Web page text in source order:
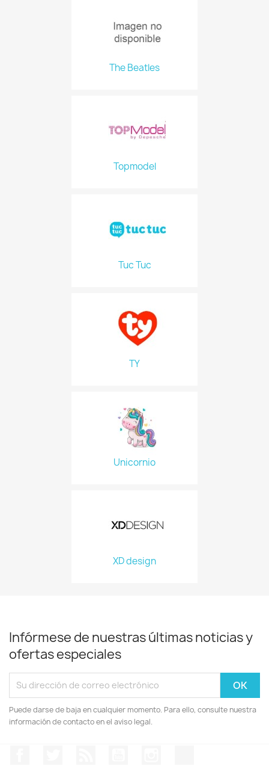
The Beatles
Topmodel
Tuc Tuc
TY
Unicornio
XD design
Infórmese de nuestras últimas noticias y
ofertas especiales
Puede darse de baja en cualquier momento. Para ello, consulte nuestra
información de contacto en el aviso legal.